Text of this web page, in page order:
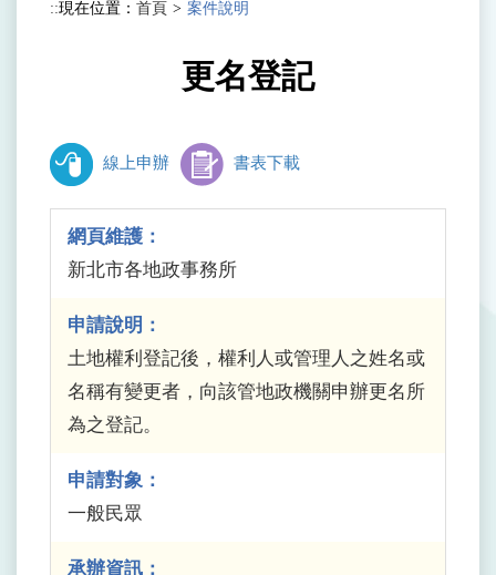
:::
現在位置： 首頁 案件說明
更名登記
線上申辦 書表下載
網頁維護：
新北市各地政事務所
申請說明：
土地權利登記後，權利人或管理人之姓名或
名稱有變更者，向該管地政機關申辦更名所
為之登記。
申請對象：
一般民眾
承辦資訊：